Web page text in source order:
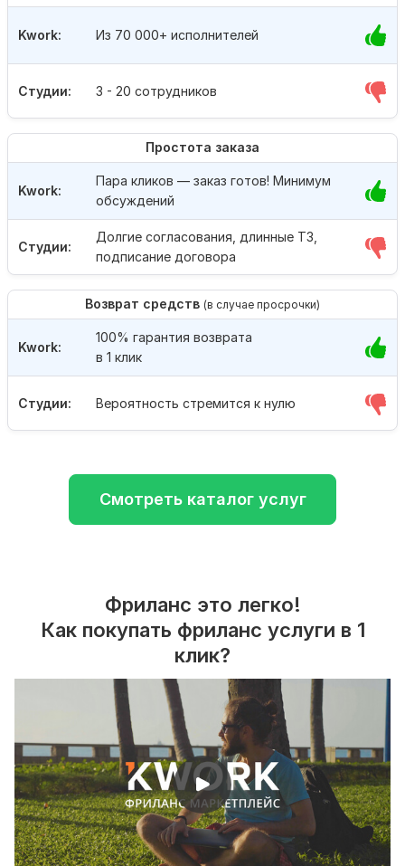
Студии: 3 - 20 сотрудников
Kwork: Из 70 000+ исполнителей
Простота заказа
Студии:
Долгие согласования, длинные ТЗ,
подписание договора
Kwork:
Пара кликов — заказ готов! Минимум
обсуждений
Возврат средств (в случае просрочки)
Студии: Вероятность стремится к нулю
Kwork:
100% гарантия возврата
в 1 клик
Смотреть каталог услуг
Фриланс это легко!
Как покупать фриланс услуги в 1
клик?